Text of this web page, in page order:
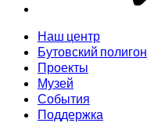
Наш центр
Бутовский полигон
Проекты
Музей
События
Поддержка